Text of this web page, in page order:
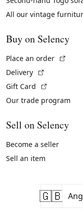
All our vintage
Buy on Selency
Place an order
Delivery
Gift Card
Our trade program
Sell on Selency
Become a seller
Sell an item
🇬🇧